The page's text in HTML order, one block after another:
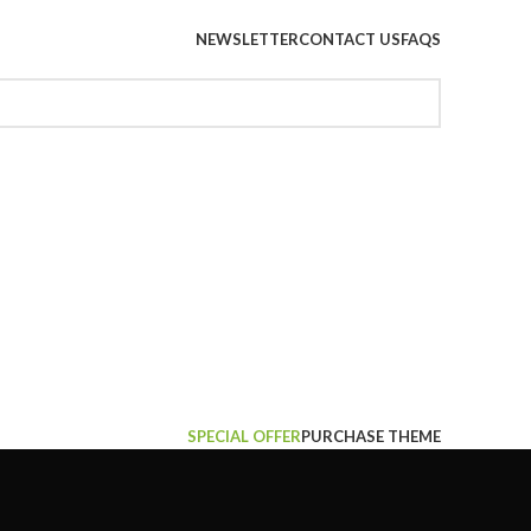
NEWSLETTERCONTACT USFAQS
SPECIAL OFFERPURCHASE THEME